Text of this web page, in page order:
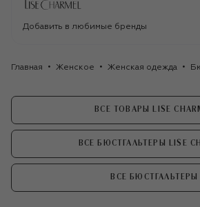
Добавить в любимые бренды
Главная Женское Женская одежда
ВСЕ ТОВАРЫ LISE
ВСЕ БЮСТГАЛЬТЕРЫ LISE
ВСЕ БЮСТГАЛЬТЕРЫ